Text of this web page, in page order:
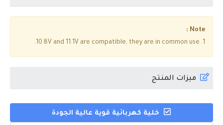
Note :
1. 10.8V and 11.1V are compatible, they are in common use.
ميزات المنتج
خلية كهربائية قوية عالية الجودة